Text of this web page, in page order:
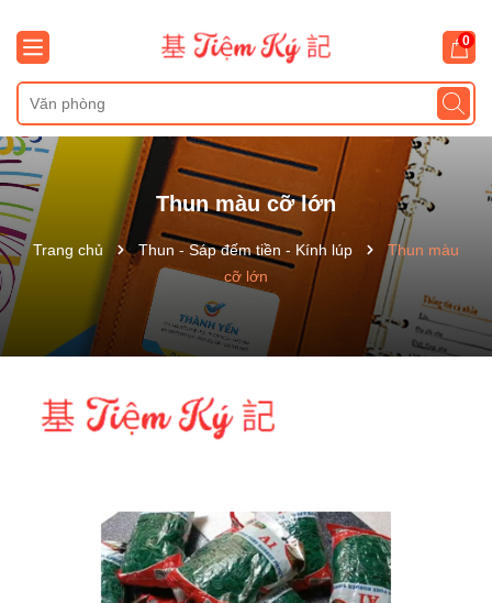
0
Thun màu cỡ lớn
Trang chủ Thun - Sáp đếm tiền - Kính lúp
Thun màu
cỡ lớn